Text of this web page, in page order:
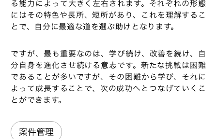
る能力によって大きく左右されます。それぞれの形態
にはその特色や長所、短所があり、これを理解するこ
とで、自分に最適な道を選ぶ助けとなります。
ですが、最も重要なのは、学び続け、改善を続け、自
分自身を進化させ続ける意志です。新たな挑戦は困難
であることが多いですが、その困難から学び、それに
よって成長することで、次の成功へとつなげていくこ
とができます。
案件管理